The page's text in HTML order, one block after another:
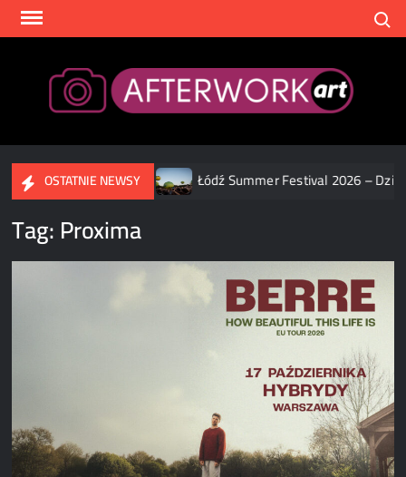
Skip
OSTATNIE NEWSYŁódź Summer Festival 2026 – Dzień 2 [ZDJĘCIA]
Tag:Proxima